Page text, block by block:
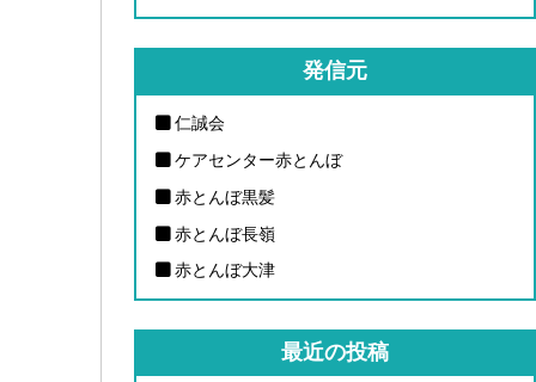
発信元
仁誠会
ケアセンター赤とんぼ
赤とんぼ黒髪
赤とんぼ長嶺
赤とんぼ大津
最近の投稿